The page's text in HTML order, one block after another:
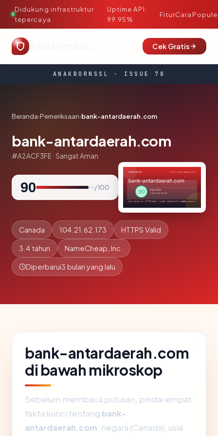
Didukung infrastruktur
tepercaya
·
Uptime API:
99.95%
FiturCara
Cek Gratis
ANAKBORNSSL · ISSUE 78
Beranda›Pemeriksaan›bank-antardaerah.com
bank-antardaerah.com
#A2ACF3FE · Sangat Aman
90 / 100
Canada 104.21.62.173 HTTPS Valid
3.4 tahun NameCheap, Inc.
Diperbarui3 bulan yang lalu
bank-antardaerah.com
di bawah mikroskop
Sebelum membaca putusan, pindai empat
fakta kunci tentang bank-
antardaerah.com: negara (Canada), usia